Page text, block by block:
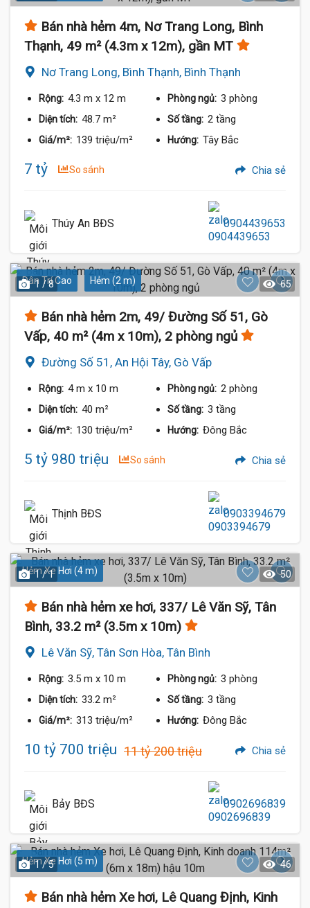
Bán nhà hẻm 4m, Nơ Trang Long, Bình
Thạnh, 49 m² (4.3m x 12m), gần MT
Nơ Trang Long, Bình Thạnh, Bình Thạnh
Rộng: 4.3 m x 12 m Phòng ngủ: 3 phòng
Diện tích: 48.7 m² Số tầng: 2 tầng
Giá/m²: 139 triệu/m² Hướng: Tây Bắc
7 tỷ So sánh Chia sẻ
Thúy An BĐS 0904439653
Dân Trí Cao Hẻm (2 m)
1 / 8 65
Bán nhà hẻm 2m, 49/ Đường Số 51, Gò
Vấp, 40 m² (4m x 10m), 2 phòng ngủ
Đường Số 51, An Hội Tây, Gò Vấp
Rộng: 4 m x 10 m Phòng ngủ: 2 phòng
Diện tích: 40 m² Số tầng: 3 tầng
Giá/m²: 130 triệu/m² Hướng: Đông Bắc
5 tỷ 980 triệu So sánh Chia sẻ
Thịnh BĐS 0903394679
Hẻm Xe Hơi (4 m)
1 / 1 50
Bán nhà hẻm xe hơi, 337/ Lê Văn Sỹ, Tân
Bình, 33.2 m² (3.5m x 10m)
Lê Văn Sỹ, Tân Sơn Hòa, Tân Bình
Rộng: 3.5 m x 10 m Phòng ngủ: 3 phòng
Diện tích: 33.2 m² Số tầng: 3 tầng
Giá/m²: 313 triệu/m² Hướng: Đông Bắc
10 tỷ 700 triệu 11 tỷ 200 triệu Chia sẻ
Bảy BĐS 0902696839
Hẻm Xe Hơi (5 m)
1 / 5 46
Bán nhà hẻm Xe hơi, Lê Quang Định, Kinh